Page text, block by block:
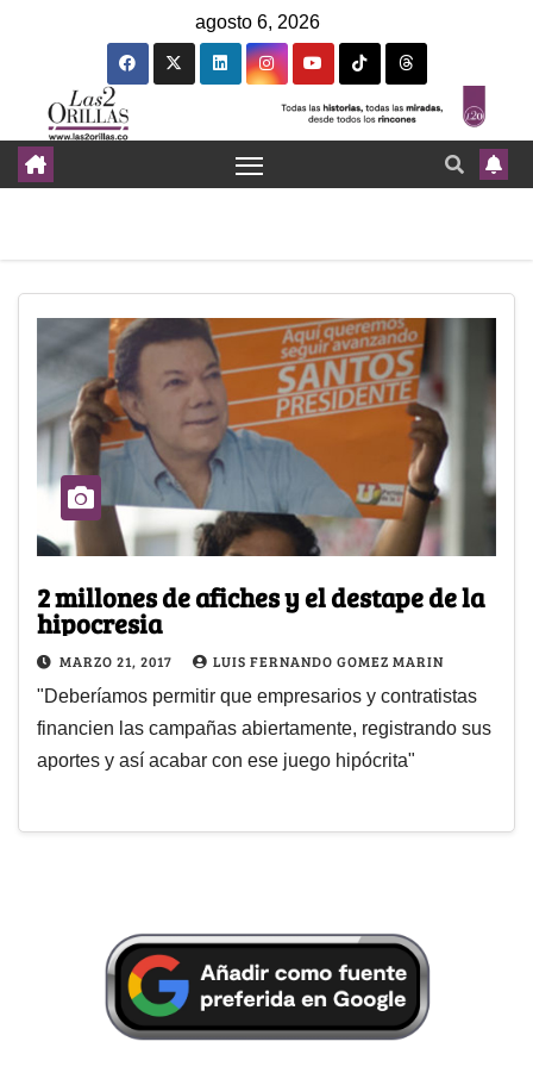
agosto 6, 2026
2 millones de afiches y el destape de la
hipocresia
MARZO 21, 2017 LUIS FERNANDO GOMEZ MARIN
"Deberíamos permitir que empresarios y contratistas
financien las campañas abiertamente, registrando sus
aportes y así acabar con ese juego hipócrita"